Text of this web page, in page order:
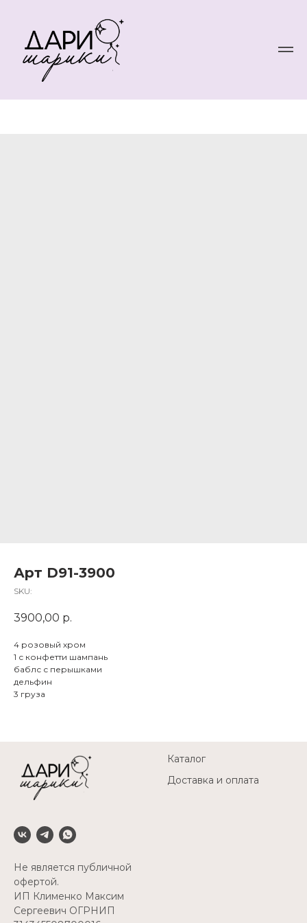
Арт D91-3900
SKU:
3900,00 р.
4 розовый хром
1 с конфетти шампань
баблс с перышками
дельфин
3 груза
Не является публичной
офертой.
ИП Клименко Максим
Сергеевич ОГРНИП
Каталог
Доставка и оплата